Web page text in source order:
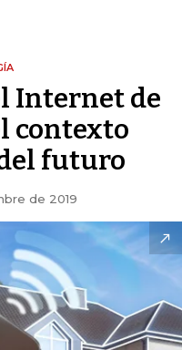
Internet de
contexto
futuro
de 2019